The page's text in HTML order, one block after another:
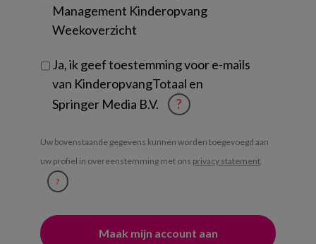
Management Kinderopvang
Weekoverzicht
Ja, ik geef toestemming voor e-mails
van KinderopvangTotaal en
Springer Media B.V.
?
Uw bovenstaande gegevens kunnen worden toegevoegd aan
uw profiel in overeenstemming met ons privacy statement.
?